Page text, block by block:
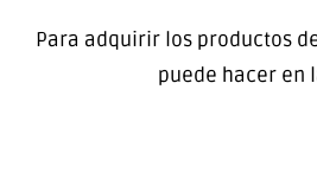
Para adquirir los productos
puede hacer en